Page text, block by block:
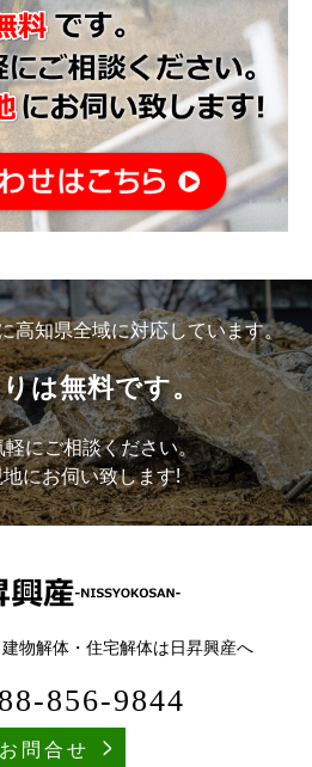
高知県全域に対応しています。
は無料です。
にご相談ください。
にお伺い致します!
物解体・住宅解体は日昇興産へ
856-9844
お問合せ